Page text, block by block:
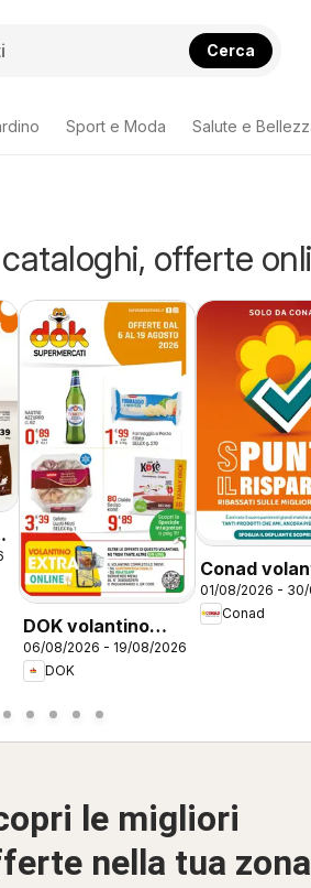
Cerca
Sport e Moda Salute e
offerte
DOK volantino
Procida e Pozzuoli
06/08/2026 - 19/08/2026
DOK
Conad
Spunta il
Campania
01/08/2026 -
Conad
le migliori
nella tua zona